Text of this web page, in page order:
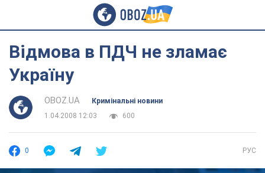
Відмова в ПДЧ не зламає
Україну
OBOZ.UA
Кримінальні новини
1.04.2008 12:03
600
0 РУС